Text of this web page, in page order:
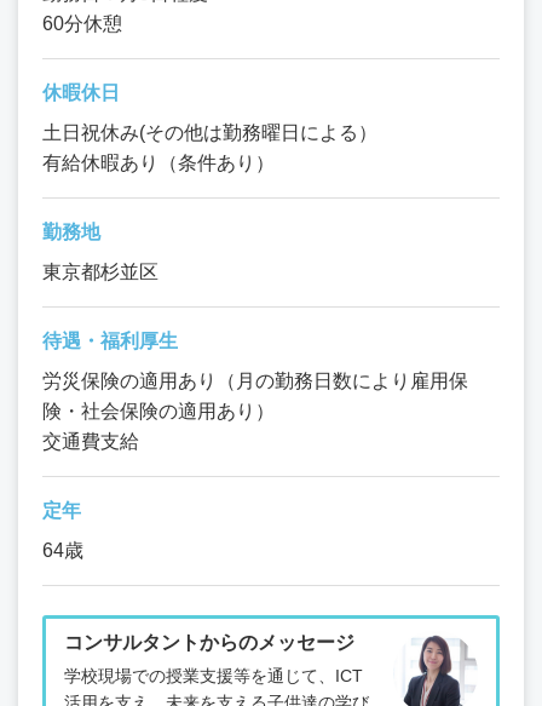
60分休憩
休暇休日
土日祝休み(その他は勤務曜日による）
有給休暇あり（条件あり）
勤務地
東京都杉並区
待遇・福利厚生
労災保険の適用あり（月の勤務日数により雇用保
険・社会保険の適用あり）
交通費支給
定年
64歳
コンサルタントからのメッセージ
学校現場での授業支援等を通じて、ICT
活用を支え、未来を支える子供達の学び